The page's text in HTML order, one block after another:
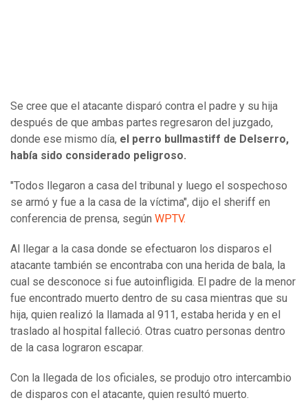
Se cree que el atacante disparó contra el padre y su hija
después de que ambas partes regresaron del juzgado,
donde ese mismo día, el perro bullmastiff de Delserro,
había sido considerado peligroso.
"Todos llegaron a casa del tribunal y luego el sospechoso
se armó y fue a la casa de la víctima", dijo el sheriff en
conferencia de prensa, según WPTV.
Al llegar a la casa donde se efectuaron los disparos el
atacante también se encontraba con una herida de bala, la
cual se desconoce si fue autoinfligida. El padre de la menor
fue encontrado muerto dentro de su casa mientras que su
hija, quien realizó la llamada al 911, estaba herida y en el
traslado al hospital falleció. Otras cuatro personas dentro
de la casa lograron escapar.
Con la llegada de los oficiales, se produjo otro intercambio
de disparos con el atacante, quien resultó muerto.